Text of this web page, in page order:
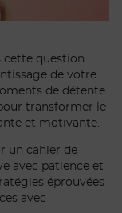
cette question
de votre
de détente
transformer le
et motivante.
un cahier de
avec patience et
éprouvées
avec